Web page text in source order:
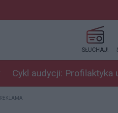
SŁUCHAJ!
Cykl audycji: Profilaktyka
REKLAMA